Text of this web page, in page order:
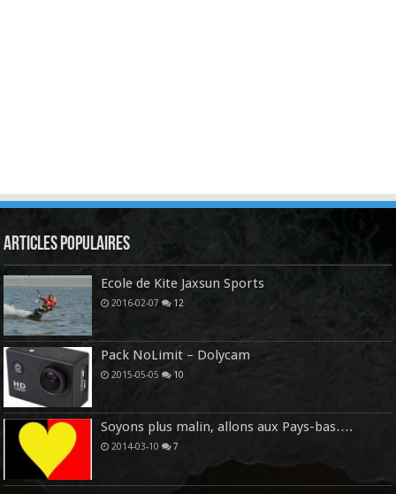
Articles Populaires
Ecole de Kite Jaxsun Sports
2016-02-07 12
Pack NoLimit – Dolycam
2015-05-05 10
Soyons plus malin, allons aux Pays-bas….
2014-03-10 7